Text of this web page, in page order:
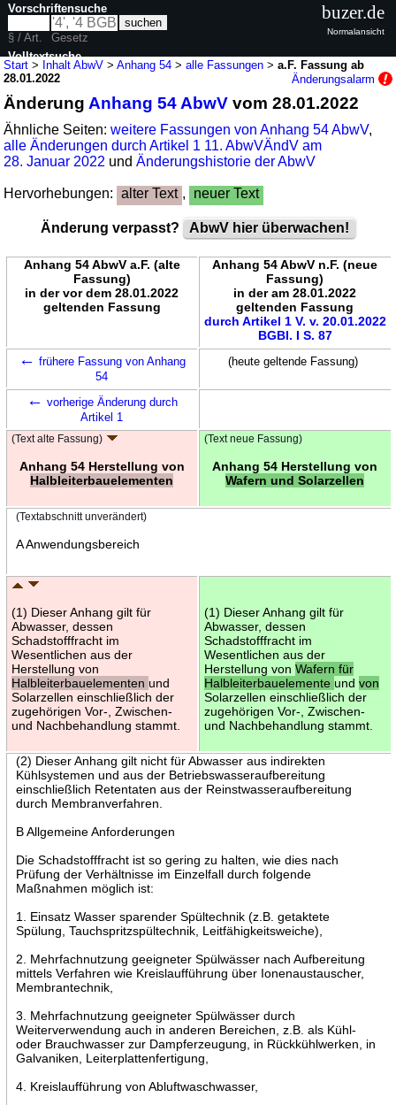
Start > Inhalt AbwV >Anhang 54 >alle Fassungen >a.F. Fassung ab
28.01.2022
Änderungsalarm
Änderung Anhang 54 AbwV vom 28.01.2022
Ähnliche Seiten:weitere Fassungen von Anhang 54 AbwV,
alle Änderungen durch Artikel 1 11. AbwVÄndV am
28. Januar 2022 undÄnderungshistorie der AbwV
Hervorhebungen: alter Text , neuer Text
Änderung verpasst? AbwV hier überwachen!
Anhang 54 AbwV a.F. (alte
Fassung)
in der vor dem 28.01.2022
geltenden Fassung
Anhang 54 AbwV n.F. (neue
Fassung)
in der am 28.01.2022
geltenden Fassung
durch Artikel 1 V. v. 20.01.2022
BGBl. I S. 87
← frühere Fassung von Anhang
54
(heute geltende Fassung)
← vorherige Änderung durch
Artikel 1
(Text alte Fassung)
Anhang 54 Herstellung von
Halbleiterbauelementen
(Text neue Fassung)
Anhang 54 Herstellung von
Wafern und Solarzellen
(Textabschnitt unverändert)
A Anwendungsbereich
(1) Dieser Anhang gilt für
Abwasser, dessen
Schadstofffracht im
Wesentlichen aus der
Herstellung von
Halbleiterbauelementen und
Solarzellen einschließlich der
zugehörigen Vor-, Zwischen-
und Nachbehandlung stammt.
(1) Dieser Anhang gilt für
Abwasser, dessen
Schadstofffracht im
Wesentlichen aus der
Herstellung von Wafern für
Halbleiterbauelemente und von
Solarzellen einschließlich der
zugehörigen Vor-, Zwischen-
und Nachbehandlung stammt.
(2) Dieser Anhang gilt nicht für Abwasser aus indirekten
Kühlsystemen und aus der Betriebswasseraufbereitung
einschließlich Retentaten aus der Reinstwasseraufbereitung
durch Membranverfahren.
B Allgemeine Anforderungen
Die Schadstofffracht ist so gering zu halten, wie dies nach
Prüfung der Verhältnisse im Einzelfall durch folgende
Maßnahmen möglich ist:
1. Einsatz Wasser sparender Spültechnik (z.B. getaktete
Spülung, Tauchspritzspültechnik, Leitfähigkeitsweiche),
2. Mehrfachnutzung geeigneter Spülwässer nach Aufbereitung
mittels Verfahren wie Kreislaufführung über Ionenaustauscher,
Membrantechnik,
3. Mehrfachnutzung geeigneter Spülwässer durch
Weiterverwendung auch in anderen Bereichen, z.B. als Kühl-
oder Brauchwasser zur Dampferzeugung, in Rückkühlwerken, in
Galvaniken, Leiterplattenfertigung,
4. Kreislaufführung von Abluftwaschwasser,
Vorschriftensuche
§ / Art.
Gesetz
Volltextsuche
buzer.de
Normalansicht